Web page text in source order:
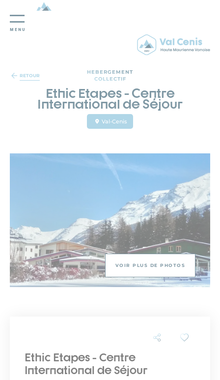
Panneau de gestion des cookies
MENU
RETOUR
HEBERGEMENT
COLLECTIF
Ethic Etapes - Centre
International de Séjour
Val-Cenis
VOIR PLUS DE PHOTOS
Ethic Etapes - Centre
International de Séjour